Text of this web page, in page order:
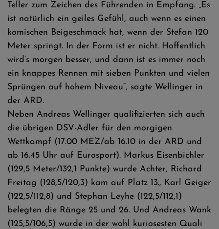
Teller zum Zeichen des Führenden in Empfang. „Es
ist natürlich ein geiles Gefühl, auch wenn es einen
komischen Beigeschmack hat, wenn der Stefan 120
Meter springt. In der Form ist er nicht. Hoffentlich
wird’s morgen besser, und dann ist es immer noch
ein knappes Rennen mit sieben Punkten und vielen
Sprüngen auf hohem Niveau“, sagte Wellinger in
der ARD.
Neben Andreas Wellinger qualifizierten sich auch
die übrigen DSV-Adler für den morgigen
Wettkampf (17.00 MEZ/ab 16.10 in der ARD und
ab 16.45 Uhr auf Eurosport). Markus Eisenbichler
(129,5 Meter/132,1 Punkte) wurde Achter, Richard
Freitag (128,5/120,3) kam auf Platz 13., Karl Geiger
(122,5/112,8) und Stephan Leyhe (122,5/112,1)
belegten die Ränge 25 und 26. Und Andreas Wank
(125,5/106,5) wurde in der wohl kuriosesten Quali